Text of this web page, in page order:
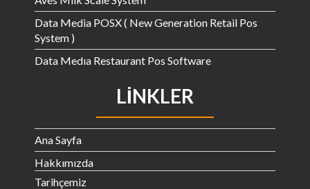
Data Media POSX ( New Generation Retail Pos
System )
Data Medıa Restaurant Pos Software
LINKLER
Ana Sayfa
Hakkımızda
Tarihçemiz